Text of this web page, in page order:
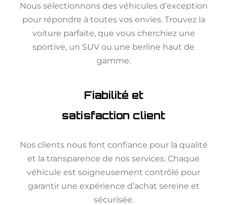
Nous sélectionnons des véhicules d’exception
pour répondre à toutes vos envies. Trouvez la
voiture parfaite, que vous cherchiez une
sportive, un SUV ou une berline haut de
gamme.
Fiabilité et
satisfaction client
Nos clients nous font confiance pour la qualité
et la transparence de nos services. Chaque
véhicule est soigneusement contrôlé pour
garantir une expérience d’achat sereine et
sécurisée.